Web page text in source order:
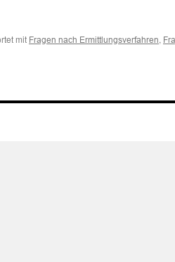
mit Fragen nach Ermittlungsverfahren,